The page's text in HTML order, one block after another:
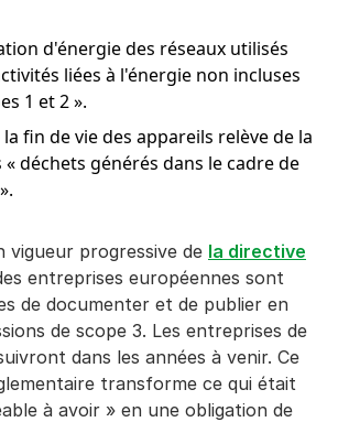
d'énergie des réseaux utilisés
liées à l'énergie non incluses
1 et 2 ».
fin de vie des appareils relève de la
déchets générés dans le cadre de
vigueur progressive de la directive
entreprises européennes sont
de documenter et de publier en
de scope 3. Les entreprises de
dans les années à venir. Ce
transforme ce qui était
à avoir » en une obligation de